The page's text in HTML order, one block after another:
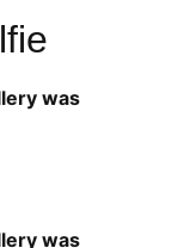
was
was